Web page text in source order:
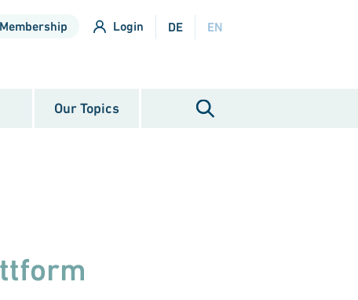
Login DE EN
Our Topics